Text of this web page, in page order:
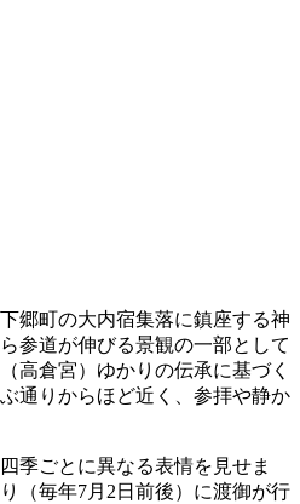
郷町の大内宿集落に鎮座する神
参道が伸びる景観の一部として
高倉宮）ゆかりの伝承に基づく
通りからほど近く、参拝や静か
季ごとに異なる表情を見せま
（毎年7月2日前後）に渡御が行